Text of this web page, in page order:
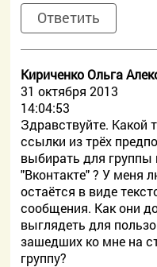
Ответить
Кириченко Ольга
31 октября 2013
14:04:53
Здравствуйте. Какой
ссылки из трёх
выбирать для группы
"Вконтакте" ? У меня
остаётся в виде
сообщения. Как они
выглядеть для
зашедших ко мне на
группу?